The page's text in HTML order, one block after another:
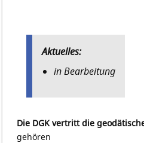
Aktuelles:
in Bearbeitung
Die DGK vertritt die
gehören